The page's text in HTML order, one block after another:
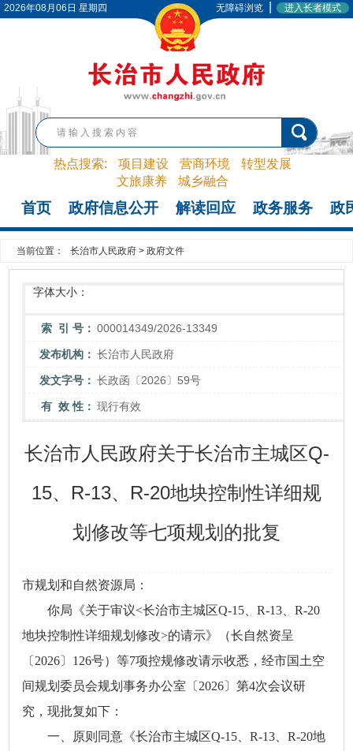
2026年08月06日 星期四 无障碍浏览 进入长者模式
热点搜索: 项目建设 营商环境
转型发展
文旅康养
城乡融合
首页 政府信息公开 解读回应 政务服务 政
当前位置： 长治市人民政府 > 政府文件
字体大小：
索 引 号： 000014349/2026-13349
发布机构： 长治市人民政府
发文字号： 长政函〔2026〕59号
有 效 性： 现行有效
长治市人民政府关于长治市主城区Q-
15、R-13、R-20地块控制性详细规
划修改等七项规划的批复
市规划和自然资源局：
你局《关于审议<长治市主城区Q-15、R-13、R-20
地块控制性详细规划修改>的请示》（长自然资呈
〔2026〕126号）等7项控规修改请示收悉，经市国土空
间规划委员会规划事务办公室〔2026〕第4次会议研
究，现批复如下：
一、原则同意《长治市主城区Q-15、R-13、R-20地